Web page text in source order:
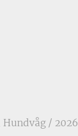
/ 2026